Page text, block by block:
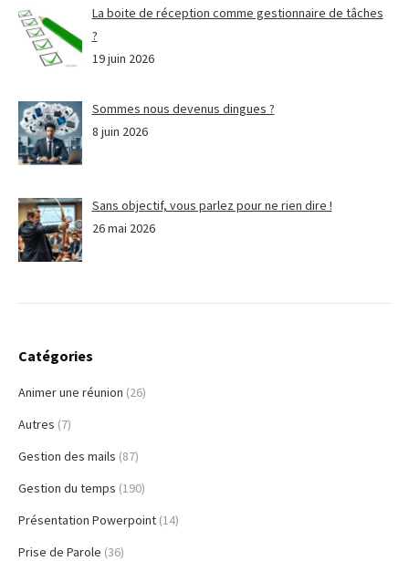
La boite de réception comme gestionnaire de tâches
?
19 juin 2026
Sommes nous devenus dingues ?
8 juin 2026
Sans objectif, vous parlez pour ne rien dire !
26 mai 2026
Catégories
Animer une réunion (26)
Autres (7)
Gestion des mails (87)
Gestion du temps (190)
Présentation Powerpoint (14)
Prise de Parole (36)